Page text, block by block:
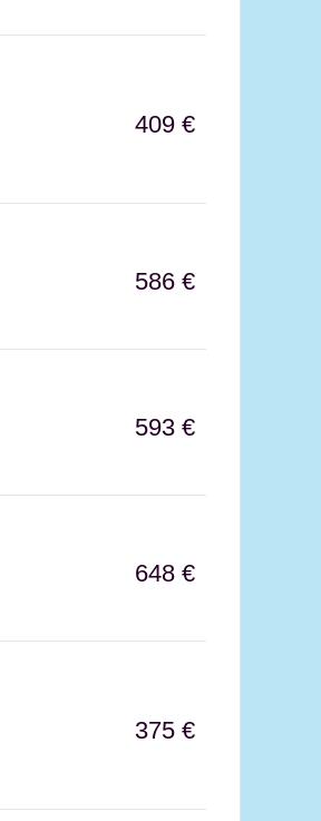
409 €
586 €
593 €
648 €
375 €